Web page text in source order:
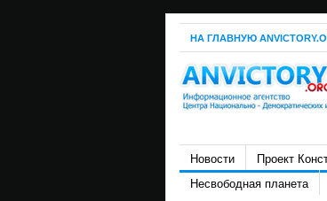
НА ГЛАВНУЮ
Новости Проект
Несвободная планета